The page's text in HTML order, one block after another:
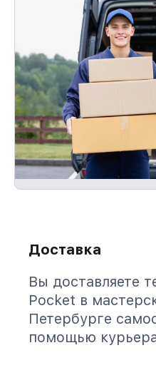
Доставка
Вы доставляете
Pocket в
Петербурге
помощью